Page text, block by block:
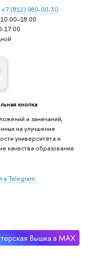
+7 (812) 980-00-30
17:00
кнопка
и замечаний,
на улучшение
университета и
качества образования
в Telegram